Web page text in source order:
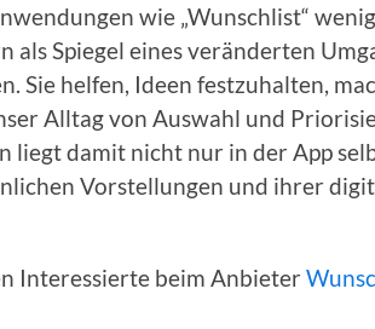
wie „Wunschlist“
als Spiegel eines veränderten
Sie helfen, Ideen festzuhalten,
Alltag von Auswahl und
liegt damit nicht nur in der App
Vorstellungen und ihrer
Interessierte beim Anbieter